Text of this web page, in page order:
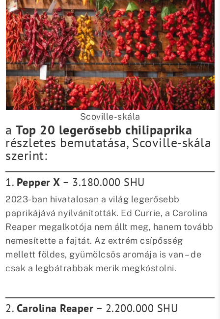
Scoville-skála
aTop 20 legerősebb chilipaprika
részletes bemutatása, Scoville-skála
szerint:
1. Pepper X – 3.180.000 SHU
2023-ban hivatalosan a világ legerősebb
paprikájává nyilvánították. Ed Currie, a Carolina
Reaper megalkotója nem állt meg, hanem tovább
nemesítette a fajtát. Az extrém csípősség
mellett földes, gyümölcsös aromája is van – de
csak a legbátrabbak merik megkóstolni.
2. Carolina Reaper – 2.200.000 SHU